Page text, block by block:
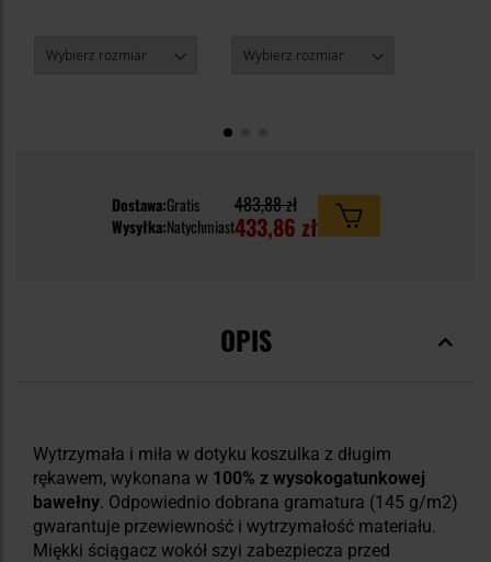
Dostawa:Gratis
Wysyłka:Natychmiast
483,88 zł
433,86 zł
OPIS
Wytrzymała i miła w dotyku koszulka z długim
rękawem, wykonana w 100% z wysokogatunkowej
bawełny. Odpowiednio dobrana gramatura (145 g/m2)
gwarantuje przewiewność i wytrzymałość materiału.
Miękki ściągacz wokół szyi zabezpiecza przed